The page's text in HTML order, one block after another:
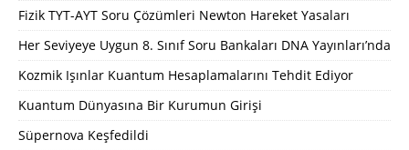
Fizik TYT-AYT Soru Çözümleri Newton Hareket Yasaları
Her Seviyeye Uygun 8. Sınıf Soru Bankaları DNA Yayınları’nda
Kozmik Işınlar Kuantum Hesaplamalarını Tehdit Ediyor
Kuantum Dünyasına Bir Kurumun Girişi
Süpernova Keşfedildi